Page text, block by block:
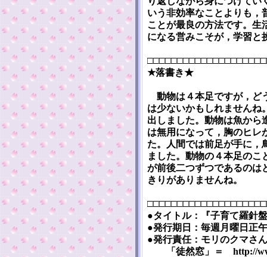
いう非効率なことよりも，
ことが最良の方法です。生
になる営みこそが，学習と
★落書き★
動物は４本足ですが，ど
は少ないかもしれませんね
出しました。動物は魚から
は無用になって，胸のヒレ
た。人間では前足が手に，
ました。動物の４本足のこ
が前後二つずつであるのは
きりがありませんね。
●タイトル：『子育て羅針
●発行期日：毎週月曜日正
●発行責任：モリのクマさ
「徒然窓」＝ http://